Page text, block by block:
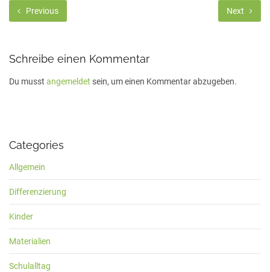
Previous Next
Schreibe einen Kommentar
Du musst angemeldet sein, um einen Kommentar abzugeben.
Categories
Allgemein
Differenzierung
Kinder
Materialien
Schulalltag